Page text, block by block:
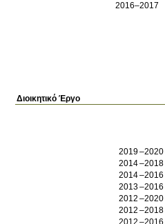
2016–2017
Διοικητικό Έργο
2019
2020
2014
2018
2014
2016
2013
2016
2012
2020
2012
2018
2012
2016